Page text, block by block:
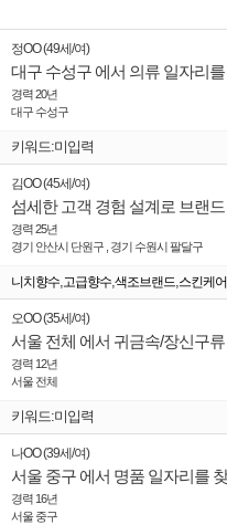
정OO(49세 /여)
경력 20년
대구 수성구
키워드:미입력
김OO(45세 /여)
경력 25년
경기 안산시 단원구 , 경기 수원시 팔달구
니치향수,고급향수,색조브랜드,스킨케어
오OO(35세 /여)
경력 12년
서울 전체
키워드:미입력
나OO(39세 /여)
경력 16년
서울 중구